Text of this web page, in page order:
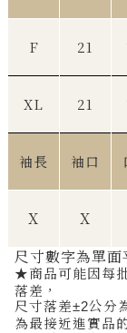
F 21
XL 21
袖長 袖口
X X
尺寸數字為單
★商品可能因每
落差，
尺寸落差±2公分
為最接近進實品